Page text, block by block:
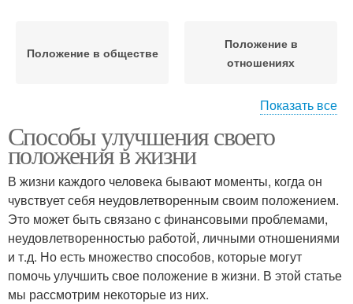
Положение в обществе
Положение в
отношениях
Положение в бизнесе
Показать все
Способы улучшения своего
положения в жизни
В жизни каждого человека бывают моменты, когда он
чувствует себя неудовлетворенным своим положением.
Это может быть связано с финансовыми проблемами,
неудовлетворенностью работой, личными отношениями
и т.д. Но есть множество способов, которые могут
помочь улучшить свое положение в жизни. В этой статье
мы рассмотрим некоторые из них.